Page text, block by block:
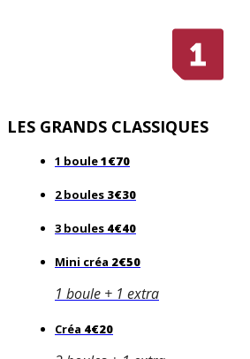
LES GRANDS CLASSIQUES
1 boule1€70
2 boules 3€30
3 boules 4€40
Mini créa 2€50
1 boule + 1 extra
Créa 4€20